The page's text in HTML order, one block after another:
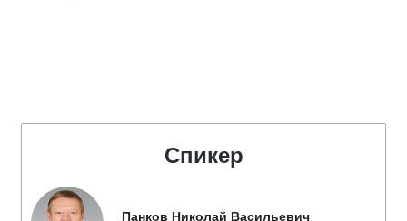
Спикер
Панков Николай Васильевич